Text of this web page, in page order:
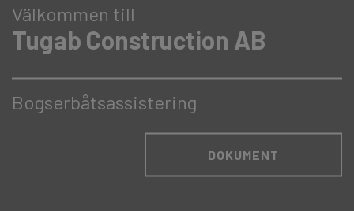
Välkommen till
Tugab Construction AB
Välkommen till
Tugab Construction AB
Bogserbåtsassistering